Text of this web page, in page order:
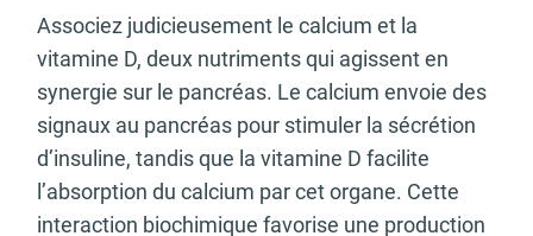
Associez judicieusement le calcium et la
vitamine D, deux nutriments qui agissent en
synergie sur le pancréas. Le calcium envoie des
signaux au pancréas pour stimuler la sécrétion
d’insuline, tandis que la vitamine D facilite
l’absorption du calcium par cet organe. Cette
interaction biochimique favorise une production